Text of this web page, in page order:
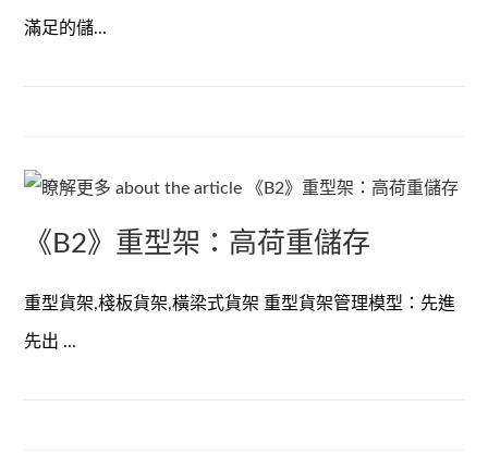
滿足的儲...
《B2》重型架：高荷重儲存
重型貨架,棧板貨架,橫梁式貨架 重型貨架管理模型：先進
先出 ...